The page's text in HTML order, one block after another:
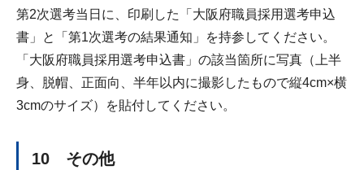
第2次選考当日に、印刷した「大阪府職員採用選考申込
書」と「第1次選考の結果通知」を持参してください。
「大阪府職員採用選考申込書」の該当箇所に写真（上半
身、脱帽、正面向、半年以内に撮影したもので縦4cm×横
3cmのサイズ）を貼付してください。
10 その他